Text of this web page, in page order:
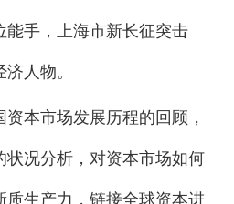
能手，上海市新长征突击
人物。
资本市场发展历程的回顾，
状况分析，对资本市场如何
质生产力，链接全球资本进